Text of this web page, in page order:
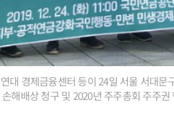
대 경제금융센터 등이 24일 서울 서대문
해배상 청구 및 2020년 주주총회 주주